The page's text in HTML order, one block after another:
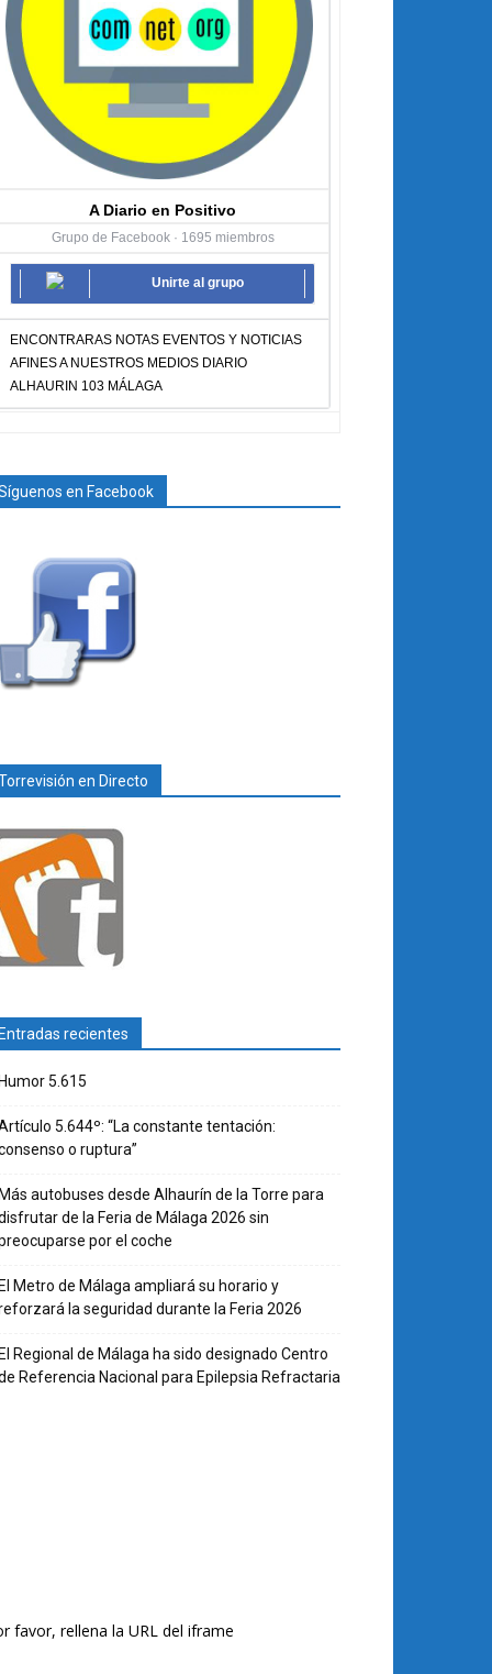
A Diario en Positivo
Grupo de Facebook · 1695 miembros
Unirte al grupo
ENCONTRARAS NOTAS EVENTOS Y NOTICIAS
AFINES A NUESTROS MEDIOS DIARIO
ALHAURIN 103 MÁLAGA
en Facebook
en Directo
recientes
5.615
5.644º: “La constante tentación:
o ruptura”
autobuses desde Alhaurín de la Torre para
de la Feria de Málaga 2026 sin
por el coche
Metro de Málaga ampliará su horario y
la seguridad durante la Feria 2026
Regional de Málaga ha sido designado Centro
Referencia Nacional para Epilepsia Refractaria
favor, rellena la URL del iframe